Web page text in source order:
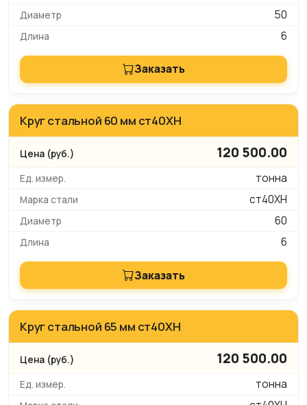
50
6
Заказать
Круг стальной 60 мм ст40ХН
120 500.00
тонна
ст40ХН
60
6
Заказать
Круг стальной 65 мм ст40ХН
120 500.00
тонна